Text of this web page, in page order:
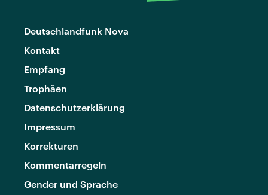
Deutschlandfunk Nova
Kontakt
Empfang
Trophäen
Datenschutzerklärung
Impressum
Korrekturen
Kommentarregeln
Gender und Sprache